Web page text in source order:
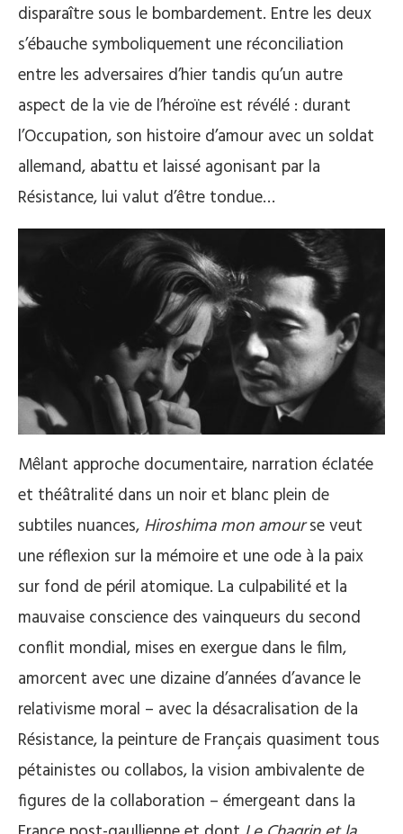
disparaître sous le bombardement. Entre les deux
s’ébauche symboliquement une réconciliation
entre les adversaires d’hier tandis qu’un autre
aspect de la vie de l’héroïne est révélé : durant
l’Occupation, son histoire d’amour avec un soldat
allemand, abattu et laissé agonisant par la
Résistance, lui valut d’être tondue…
Mêlant approche documentaire, narration éclatée
et théâtralité dans un noir et blanc plein de
subtiles nuances, Hiroshima mon amourse veut
une réflexion sur la mémoire et une ode à la paix
sur fond de péril atomique. La culpabilité et la
mauvaise conscience des vainqueurs du second
conflit mondial, mises en exergue dans le film,
amorcent avec une dizaine d’années d’avance le
relativisme moral – avec la désacralisation de la
Résistance, la peinture de Français quasiment tous
pétainistes ou collabos, la vision ambivalente de
figures de la collaboration – émergeant dans la